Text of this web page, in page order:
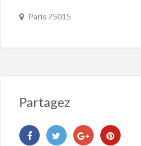
Paris 75015
Partagez